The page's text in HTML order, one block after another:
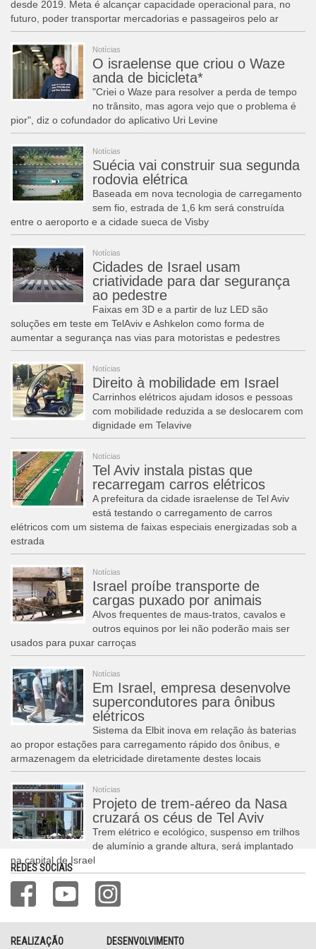
desde 2019. Meta é alcançar capacidade operacional para, no
futuro, poder transportar mercadorias e passageiros pelo ar
Notícias
O israelense que criou o Waze
anda de bicicleta*
"Criei o Waze para resolver a perda de tempo
no trânsito, mas agora vejo que o problema é
pior", diz o cofundador do aplicativo Uri Levine
Notícias
Suécia vai construir sua segunda
rodovia elétrica
Baseada em nova tecnologia de carregamento
sem fio, estrada de 1,6 km será construída
entre o aeroporto e a cidade sueca de Visby
Notícias
Cidades de Israel usam
criatividade para dar segurança
ao pedestre
Faixas em 3D e a partir de luz LED são
soluções em teste em TelAviv e Ashkelon como forma de
aumentar a segurança nas vias para motoristas e pedestres
Notícias
Direito à mobilidade em Israel
Carrinhos elétricos ajudam idosos e pessoas
com mobilidade reduzida a se deslocarem com
dignidade em Telavive
Notícias
Tel Aviv instala pistas que
recarregam carros elétricos
A prefeitura da cidade israelense de Tel Aviv
está testando o carregamento de carros
elétricos com um sistema de faixas especiais energizadas sob a
estrada
Notícias
Israel proíbe transporte de
cargas puxado por animais
Alvos frequentes de maus-tratos, cavalos e
outros equinos por lei não poderão mais ser
usados para puxar carroças
Notícias
Em Israel, empresa desenvolve
supercondutores para ônibus
elétricos
Sistema da Elbit inova em relação às baterias
ao propor estações para carregamento rápido dos ônibus, e
armazenagem da eletricidade diretamente destes locais
Notícias
Projeto de trem-aéreo da Nasa
cruzará os céus de Tel Aviv
Trem elétrico e ecológico, suspenso em trilhos
de alumínio a grande altura, será implantado
na capital de Israel
REDES SOCIAIS
REALIZAÇÃO DESENVOLVIMENTO